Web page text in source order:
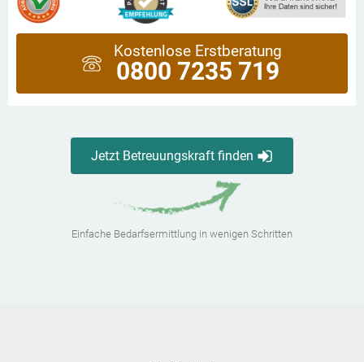
Kostenlose Erstberatung
0800 7235 719
Jetzt Betreuungskraft finden
Einfache Bedarfsermittlung in wenigen Schritten